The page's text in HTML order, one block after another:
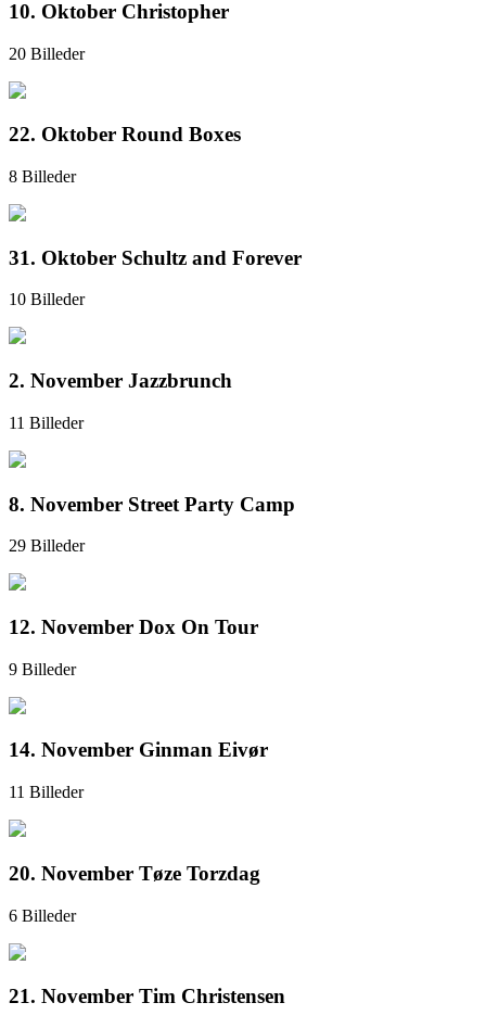
10. Oktober Christopher
20 Billeder
22. Oktober Round Boxes
8 Billeder
31. Oktober Schultz and Forever
10 Billeder
2. November Jazzbrunch
11 Billeder
8. November Street Party Camp
29 Billeder
12. November Dox On Tour
9 Billeder
14. November Ginman Eivør
11 Billeder
20. November Tøze Torzdag
6 Billeder
21. November Tim Christensen